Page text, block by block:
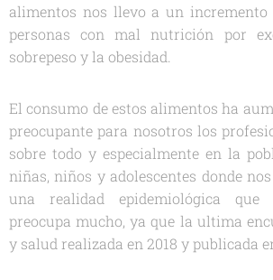
alimentos nos llevo a un
personas con mal nutrición por
sobrepeso y la obesidad.
El consumo de estos alimentos ha
preocupante para nosotros los
sobre todo y especialmente en la
niñas, niños y adolescentes donde
una realidad epidemiológica
preocupa mucho, ya que la ultima
y salud realizada en 2018 y publicada